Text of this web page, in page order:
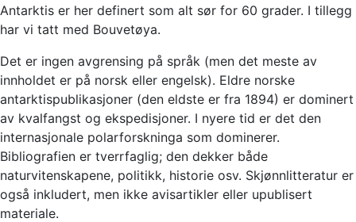
Antarktis er her definert som alt sør for 60 grader. I tillegg
har vi tatt med Bouvetøya.
Det er ingen avgrensing på språk (men det meste av
innholdet er på norsk eller engelsk). Eldre norske
antarktispublikasjoner (den eldste er fra 1894) er dominert
av kvalfangst og ekspedisjoner. I nyere tid er det den
internasjonale polarforskninga som dominerer.
Bibliografien er tverrfaglig; den dekker både
naturvitenskapene, politikk, historie osv. Skjønnlitteratur er
også inkludert, men ikke avisartikler eller upublisert
materiale.